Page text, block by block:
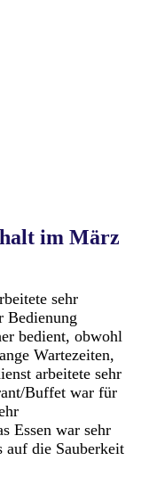
im März
sehr
Bedienung
bedient, obwohl
Wartezeiten,
arbeitete sehr
Buffet war für
Essen war sehr
auf die Sauberkeit